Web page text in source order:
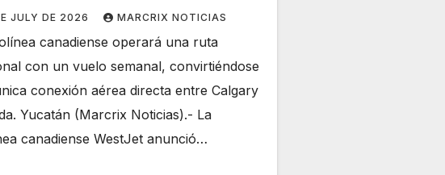
de 2026
JULY DE 2026 MARCRIX NOTICIAS
canadiense operará una ruta
con un vuelo semanal, convirtiéndose
conexión aérea directa entre Calgary
Yucatán (Marcrix Noticias).- La
canadiense WestJet anunció…